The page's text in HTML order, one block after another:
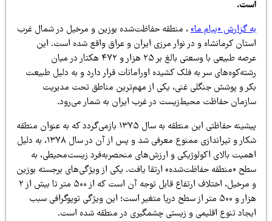
گزارش «پیام ما»، منطقه حفاظت‌شده بوزین و مرخیل در شمال غرب
کرمانشاه و در نوار مرزی ایران و عراق واقع شده است. این
عرصه طبیعی با وسعتی بالغ بر ۲۵ هزار و ۴۷۲ هکتار در میان
سر به فلک کشیده اورامانات قرار دارد و به دلیل طبیعت
و پوشش جنگلی غنی، یکی از مهم‌ترین مناطق تحت مدیریت
حفاظت محیط‌زیست در غرب ایران به شمار می‌رود.
پیشینه حفاظتی این منطقه به سال ۱۳۷۵ بازمی‌گردد که به عنوان منطقه
شکار و تیراندازی ممنوع معرفی شد و پس از آن در سال ۱۳۷۸، به دلیل
بالای اکولوژیکی و ارزش‌های منحصربه‌فرد زیست‌محیطی، به
«منطقه حفاظت‌شده» ارتقا یافت. یکی از ویژگی‌های برجسته بوزین
و مرخیل، اختلاف ارتفاع قابل توجه آن است که از ۵۰۰ متر تا بیش از ۲
هزار و ۵۰۰ متر از سطح دریا متغیر است؛ این ویژگی توپوگرافی سبب
تنوع اقلیمی و زیستی چشمگیری در منطقه شده است.